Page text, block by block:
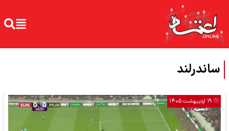
ساندرلند
۱۹ اردیبهشت ۱۴۰۵